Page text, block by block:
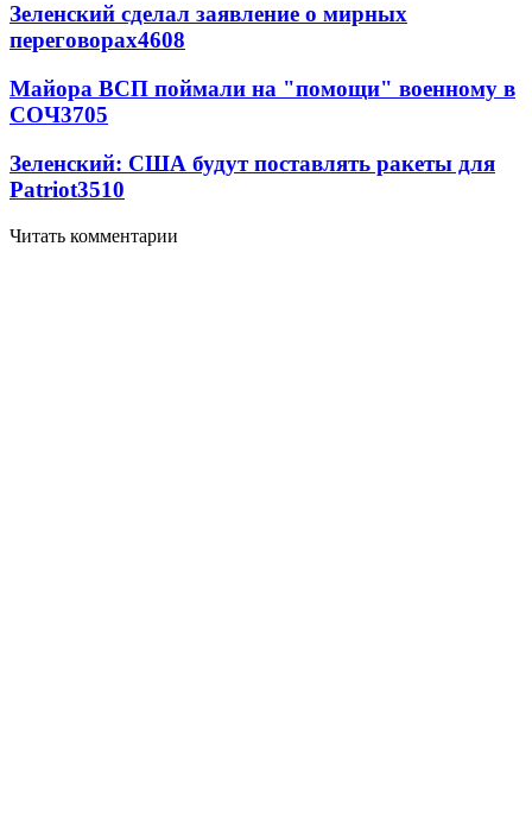
Зеленский сделал заявление о мирных
переговорах4608
Майора ВСП поймали на "помощи" военному в
СОЧ3705
Зеленский: США будут поставлять ракеты для
Patriot3510
Читать комментарии